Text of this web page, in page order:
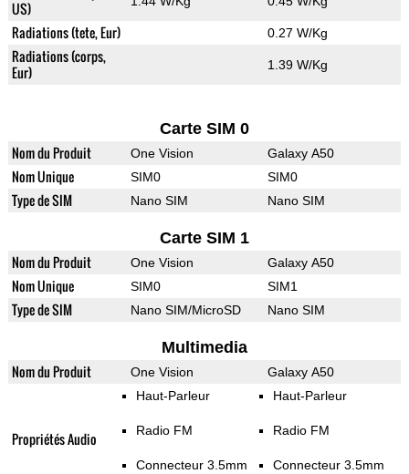
US)
Radiations (tete, Eur) 0.27 W/Kg
Radiations (corps,
Eur)
1.39 W/Kg
Carte SIM 0
Nom du Produit One Vision Galaxy A50
Nom Unique SIM0 SIM0
Type de SIM Nano SIM Nano SIM
Carte SIM 1
Nom du Produit One Vision Galaxy A50
Nom Unique SIM0 SIM1
Type de SIM Nano SIM/MicroSD Nano SIM
Multimedia
Nom du Produit One Vision Galaxy A50
Propriétés Audio
Haut-Parleur
Radio FM
Connecteur 3.5mm
Haut-Parleur
Radio FM
Connecteur 3.5mm